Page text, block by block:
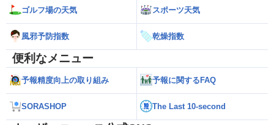
ゴルフ場の天気 スポーツ天気
風邪予防指数 乾燥指数
便利なメニュー
予報精度向上の取り組み 予報に関するFAQ
SORASHOP The Last 10-second